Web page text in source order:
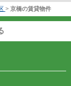
> 京橋の賃貸物件